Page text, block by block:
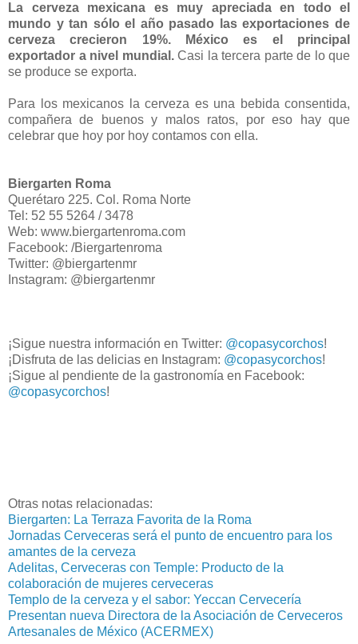
La cerveza mexicana es muy apreciada en todo el
mundo y tan sólo el año pasado las exportaciones de
cerveza crecieron 19%. México es el principal
exportador a nivel mundial.Casi la tercera parte de lo que
se produce se exporta.
Para los mexicanos la cerveza es una bebida consentida,
compañera de buenos y malos ratos, por eso hay que
celebrar que hoy por hoy contamos con ella.
Biergarten Roma
Querétaro 225. Col. Roma Norte
Tel: 52 55 5264 / 3478
Web: www.biergartenroma.com
Facebook: /Biergartenroma
Twitter: @biergartenmr
Instagram: @biergartenmr
¡Sigue nuestra información en Twitter: @copasycorchos!
¡Disfruta de las delicias en Instagram: @copasycorchos!
¡Sigue al pendiente de la gastronomía en Facebook:
@copasycorchos!
Otras notas relacionadas:
Biergarten: La Terraza Favorita de la Roma
Jornadas Cerveceras será el punto de encuentro para los
amantes de la cerveza
Adelitas, Cerveceras con Temple: Producto de la
colaboración de mujeres cerveceras
Templo de la cerveza y el sabor: Yeccan Cervecería
Presentan nueva Directora de la Asociación de Cerveceros
Artesanales de México (ACERMEX)